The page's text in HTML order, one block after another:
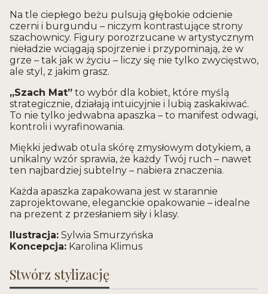
Na tle ciepłego beżu pulsują głębokie odcienie
czerni i burgundu – niczym kontrastujące strony
szachownicy. Figury porozrzucane w artystycznym
nieładzie wciągają spojrzenie i przypominają, że w
grze – tak jak w życiu – liczy się nie tylko zwycięstwo,
ale styl, z jakim grasz.
„Szach Mat” to wybór dla kobiet, które myślą
strategicznie, działają intuicyjnie i lubią zaskakiwać.
To nie tylko jedwabna apaszka – to manifest odwagi,
kontroli i wyrafinowania.
Miękki jedwab otula skórę zmysłowym dotykiem, a
unikalny wzór sprawia, że każdy Twój ruch – nawet
ten najbardziej subtelny – nabiera znaczenia.
Każda apaszka zapakowana jest w starannie
zaprojektowane, eleganckie opakowanie – idealne
na prezent z przesłaniem siły i klasy.
Ilustracja: Sylwia Smurzyńska
Koncepcja: Karolina Klimus
Stwórz stylizację